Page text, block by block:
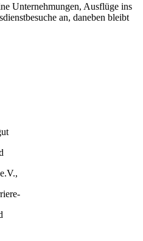
Unternehmungen, Ausflüge ins
an, daneben bleibt